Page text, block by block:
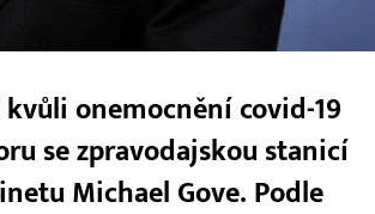
onemocnění covid-19
se zpravodajskou stanicí
Michael Gove. Podle